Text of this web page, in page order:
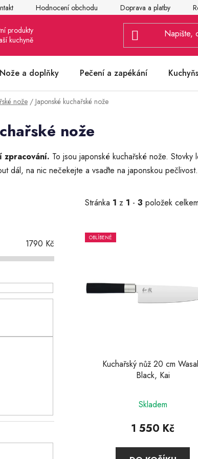
Hodnocení obchodu Doprava a platby
Nože a doplňky Pečení a zapékání
nože / Japonské kuchařské nože
nože
zpracování. To jsou japonské kuchařské nože.
dál, na nic nečekejte a vsaďte na japonskou
1790 Kč
Stránka 1 z 1 - 3 položek celkem
V
i
s
OBLÍBENÉ
Kuchařský nůž 20 cm
Black, Kai
hodnocení
produktu
4,7
Skladem
1 550 Kč